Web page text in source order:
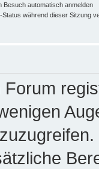
Besuch automatisch anmelden
Status während dieser Sitzung